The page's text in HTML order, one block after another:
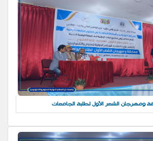
ومهرجان الشعر الأول لطلبة الجامعات